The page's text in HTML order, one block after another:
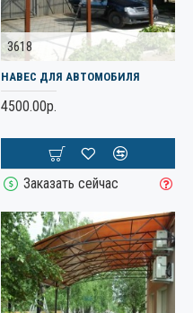
3618
НАВЕС ДЛЯ АВТОМОБИЛЯ
4500.00р.
Заказать сейчас